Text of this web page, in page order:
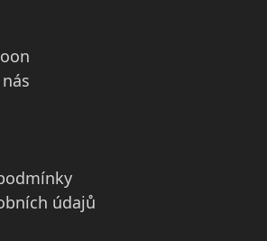
údajů